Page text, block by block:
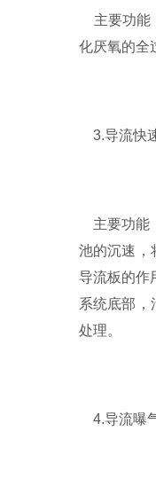
主要功能
化厌氧的全
3.导流快
主要功能
池的沉速，
导流板的作
系统底部，
处理。
4.导流曝